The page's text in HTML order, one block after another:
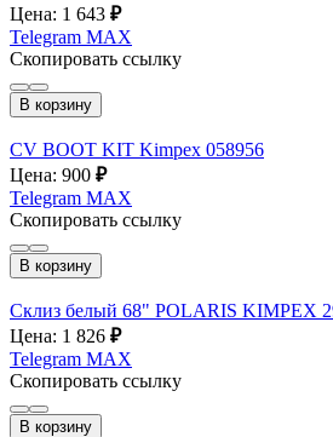
Цена: 1 643 ₽
Telegram MAX
Скопировать ссылку
В корзину
CV BOOT KIT Kimpex 058956
Цена: 900 ₽
Telegram MAX
Скопировать ссылку
В корзину
Склиз белый 68" POLARIS KIMPEX
Цена: 1 826 ₽
Telegram MAX
Скопировать ссылку
В корзину